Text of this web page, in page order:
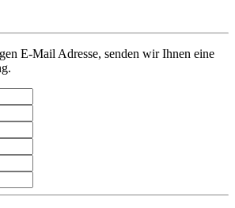
E-Mail Adresse, senden wir Ihnen eine